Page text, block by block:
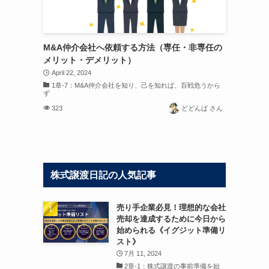
M&A仲介会社へ依頼する方法（専任・非専任の
メリット・デメリット）
April 22, 2024
1章-7：M&A仲介会社を知り、己を知れば、百戦危うから
ず
323 どどんぱ さん
株式譲渡日記の人気記事
売り手企業必見！理想的な会社
売却を達成するために今日から
始められる《イグジット準備リ
スト》
7月 11, 2024
2章-1：株式譲渡の事前準備を始